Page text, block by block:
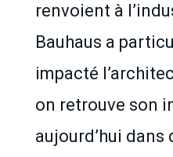
renvoient à
Bauhaus a
impacté
on retrouve son
aujourd’hui dans